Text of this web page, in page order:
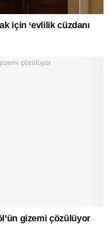
için ‘evlilik cüzdanı
gizemi çözülüyor